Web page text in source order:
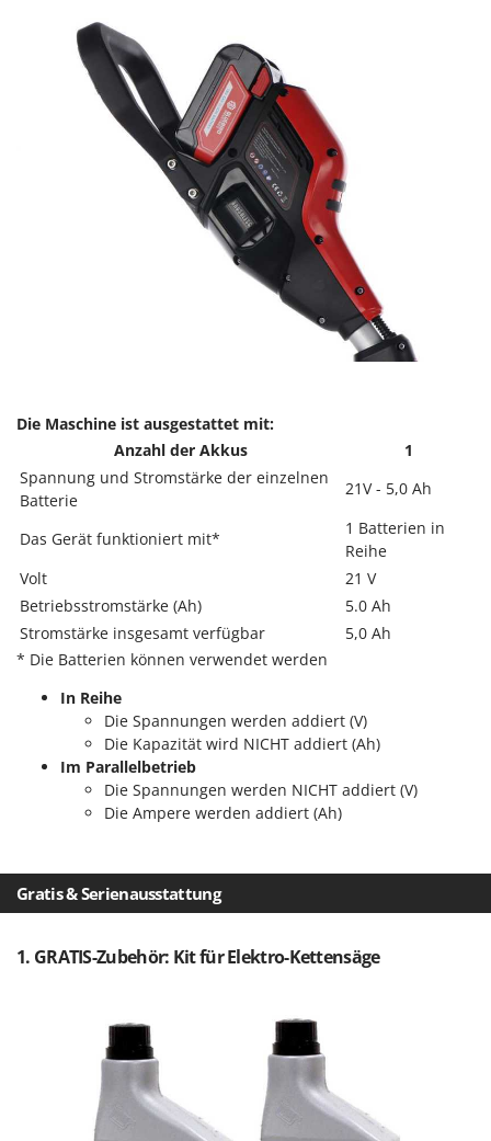
Spring Protezione
Spyro
Stanley
Titania
Tornado
Tre Spade
Trotec
Troy-Bilt
Udor
Unger
Verdemax
W
Weber
Wiper EcoRobot
Wolf Garten
Wortex
Worx
Die Maschine ist ausgestattet mit:
Anzahl der Akkus
1
Spannung und Stromstärke der einzelnen
Batterie
21V - 5,0 Ah
Das Gerät funktioniert mit*
1 Batterien in
Reihe
Volt
21 V
Betriebsstromstärke (Ah)
5.0 Ah
Stromstärke insgesamt verfügbar
5,0 Ah
* Die Batterien können verwendet werden
In Reihe
Die Spannungen werden addiert (V)
Die Kapazität wird NICHT addiert (Ah)
Im Parallelbetrieb
Die Spannungen werden NICHT addiert (V)
Die Ampere werden addiert (Ah)
Gratis & Serienausstattung
1. GRATIS-Zubehör: Kit für Elektro-Kettensäge